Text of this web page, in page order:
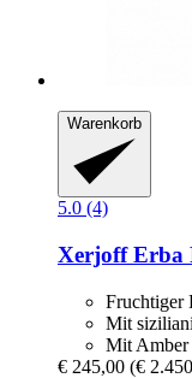
Warenkorb
5.0 (4)
XerjoffErba
Fruchtiger
Mit
Mit Amber
€ 245,00 (€